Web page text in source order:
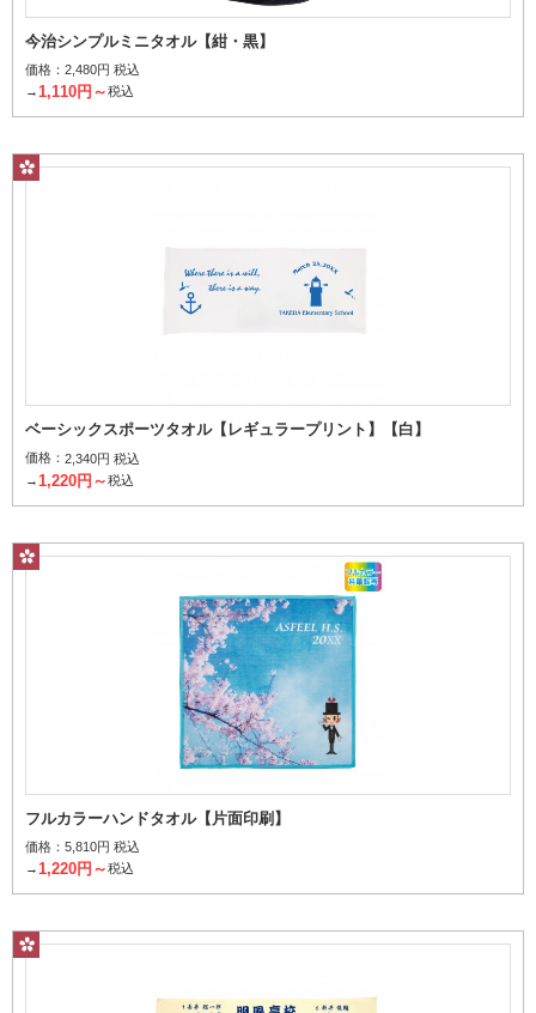
今治シンプルミニタオル【紺・黒】
価格： 2,480円 税込
→1,110円～税込
ベーシックスポーツタオル【レギュラープリント】【白】
価格： 2,340円 税込
→ 1,220円～税込
フルカラーハンドタオル【片面印刷】
価格： 5,810円 税込
→1,220円～税込